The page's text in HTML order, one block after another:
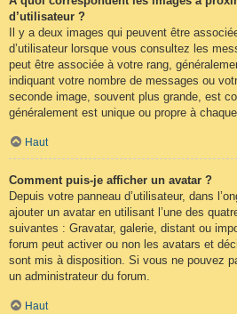
d’utilisateur ?
Il y a deux images qui peuvent être
d’utilisateur lorsque vous consultez les
peut être associée à votre rang,
indiquant votre nombre de messages ou
seconde image, souvent plus grande, est
généralement est unique ou propre à
Haut
Comment puis-je afficher un avatar ?
Depuis votre panneau d’utilisateur, dans
ajouter un avatar en utilisant l’une des
suivantes : Gravatar, galerie, distant ou
forum peut activer ou non les avatars et
sont mis à disposition. Si vous ne pouvez
un administrateur du forum.
Haut